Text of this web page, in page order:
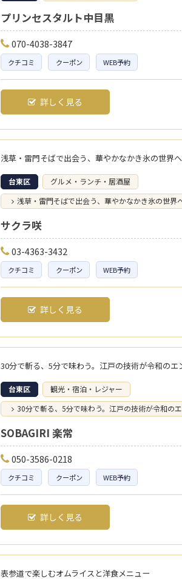
プリンセスタルト中目黒
070-4038-3847
クチコミ クーポン WEB予約
詳しく見る
浅草・雷門そばで出会う、華やかなかき氷の世界へ
台東区
グルメ・ランチ・居酒屋
浅草・雷門そばで出会う、華やかなかき氷の世界へ
サクラ咲
03-4363-3432
クチコミ クーポン WEB予約
詳しく見る
30分で斬る、5分で味わう。江戸の技術が令和のエ
台東区
観光・宿泊・レジャー
30分で斬る、5分で味わう。江戸の技術が令和のエ
SOBAGIRI 楽常
050-3586-0218
クチコミ クーポン WEB予約
詳しく見る
表参道で楽しむオムライスと洋食メニュー